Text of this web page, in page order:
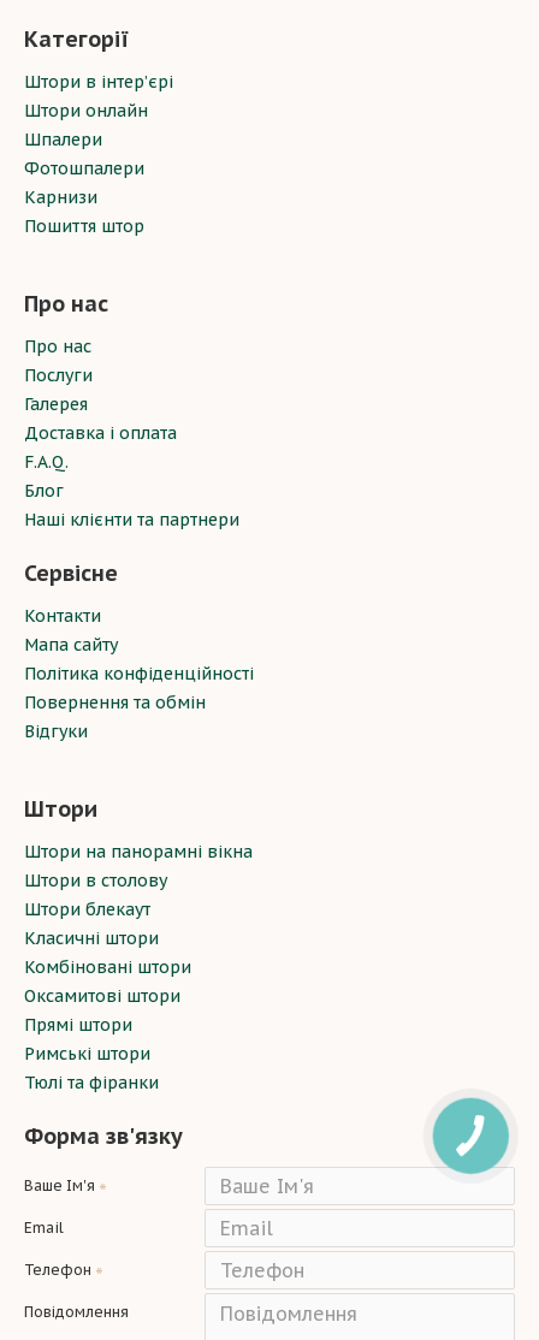
Категорії
Штори в інтер’єрі
Штори онлайн
Шпалери
Фотошпалери
Карнизи
Пошиття штор
Про нас
Про нас
Послуги
Галерея
Доставка і оплата
F.A.Q.
Блог
Наші клієнти та партнери
Сервісне
Контакти
Мапа сайту
Політика конфіденційності
Повернення та обмін
Відгуки
Штори
Штори на панорамні вікна
Штори в столову
Штори блекаут
Класичні штори
Комбіновані штори
Оксамитові штори
Прямі штори
Римські штори
Тюлі та фіранки
Форма зв'язку
Ваше Ім'я
Email
Телефон
Повідомлення